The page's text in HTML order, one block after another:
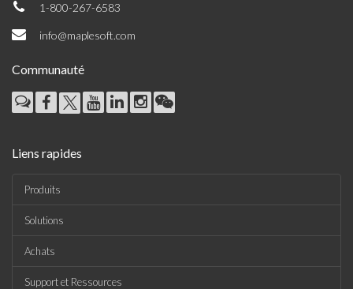
1-800-267-6583
info@maplesoft.com
Communauté
Liens rapides
Produits
Solutions
Achats
Support et Ressources